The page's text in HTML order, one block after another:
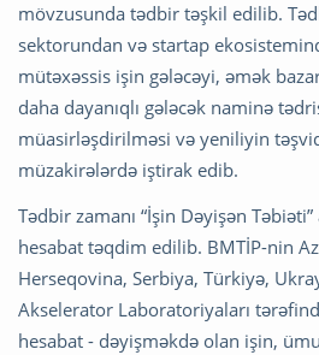
mövzusunda tədbir təşkil edilib.
sektorundan və startap
mütəxəssis işin gələcəyi, əmək
daha dayanıqlı gələcək naminə
müasirləşdirilməsi və yeniliyin
müzakirələrdə iştirak edib.
Tədbir zamanı “İşin Dəyişən
hesabat təqdim edilib. BMTİP-nin
Herseqovina, Serbiya, Türkiyə,
Akselerator Laboratoriyaları
hesabat - dəyişməkdə olan işin,